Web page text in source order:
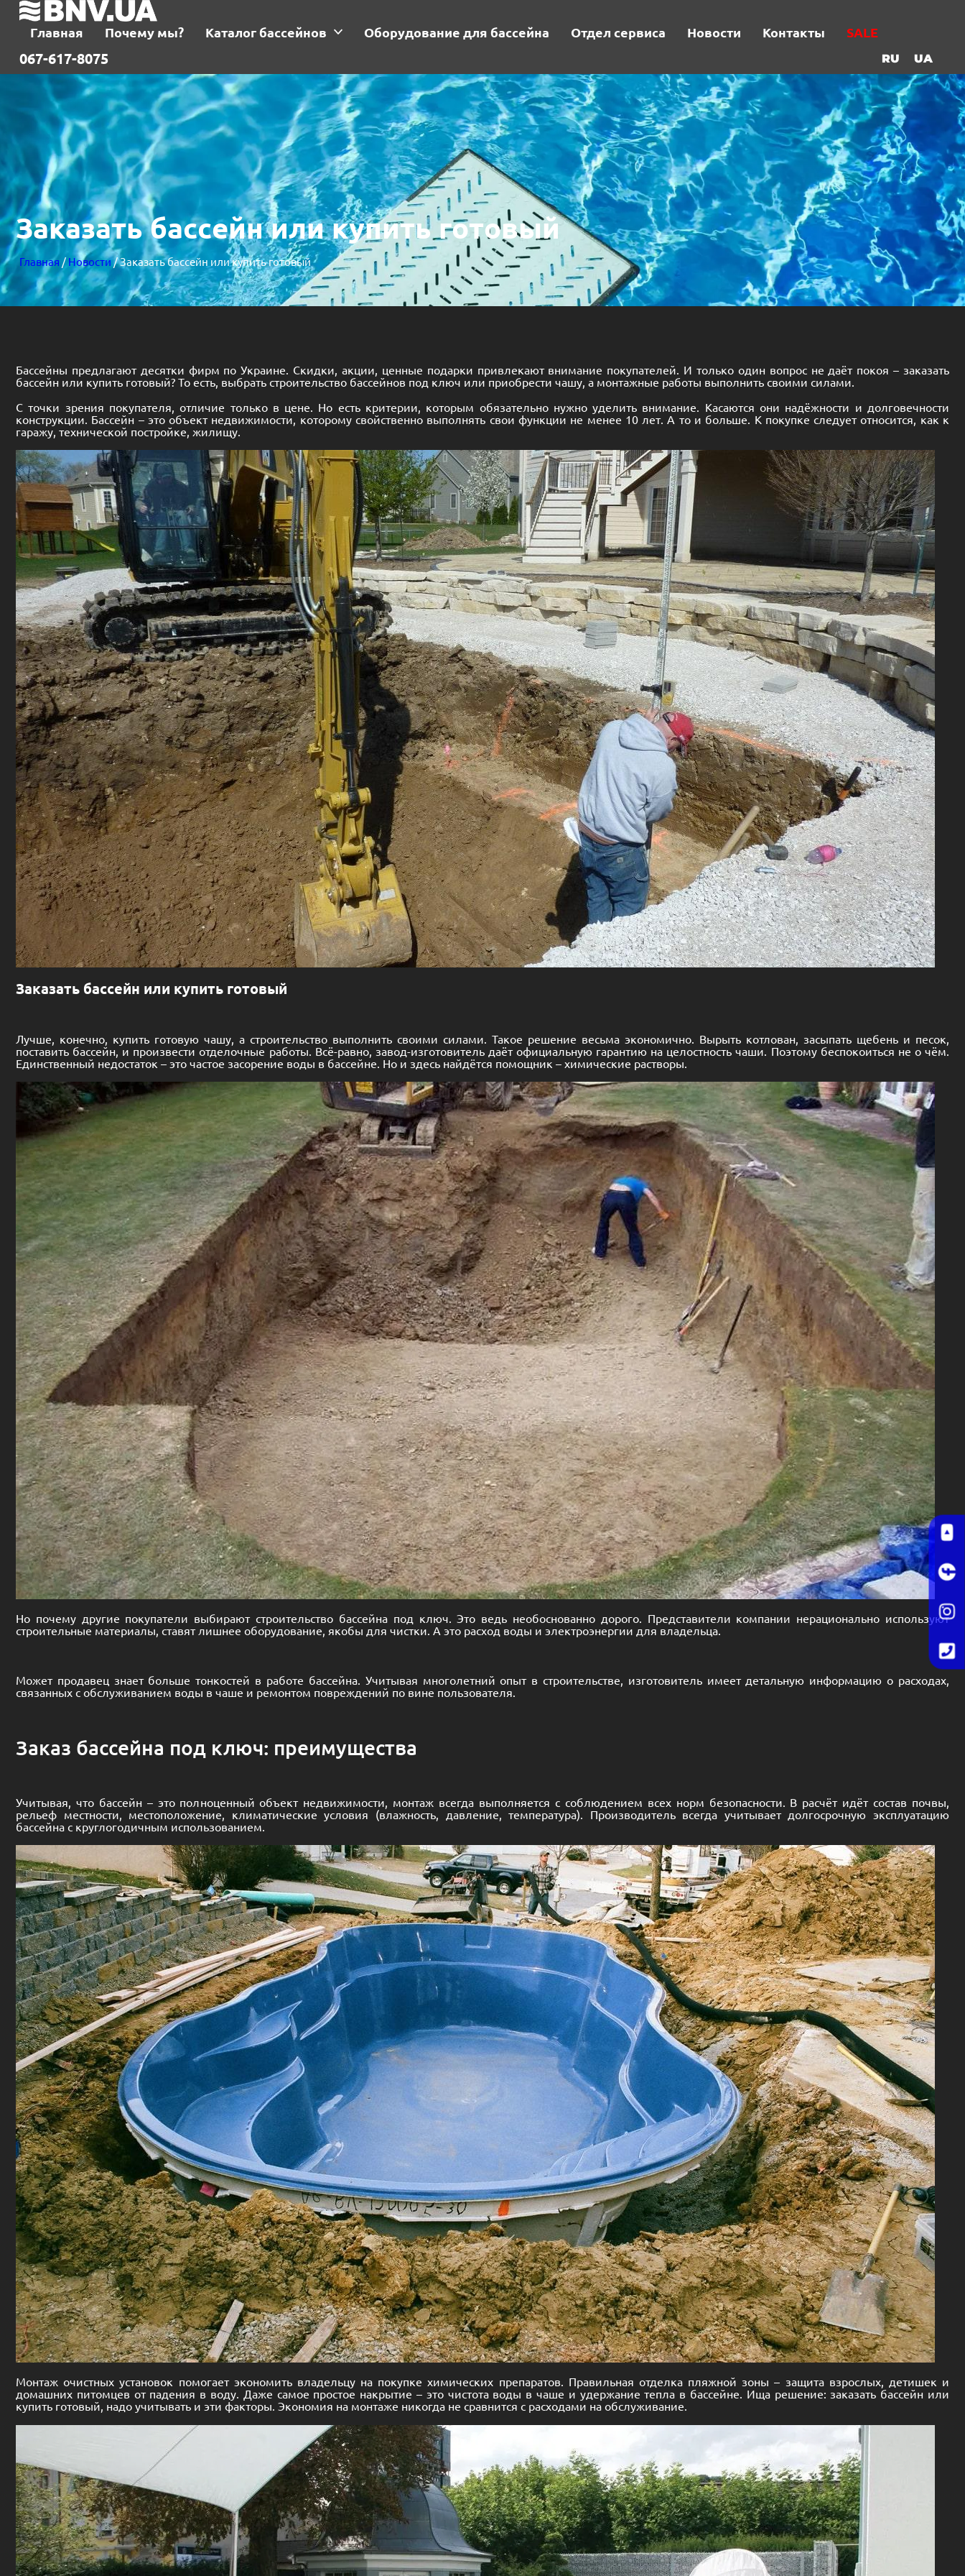
Главная Почему мы? Каталог бассейнов Оборудование для бассейна Отдел сервиса Новости Контакты SALE
067-617-8075 RU UA
Заказать бассейн или купить готовый
Главная / Новости/ Заказать бассейн или купить готовый
Бассейны предлагают десятки фирм по Украине. Скидки, акции, ценные подарки привлекают внимание покупателей. И только один вопрос не даёт покоя – заказать
бассейн или купить готовый? То есть, выбрать строительство бассейнов под ключ или приобрести чашу, а монтажные работы выполнить своими силами.
С точки зрения покупателя, отличие только в цене. Но есть критерии, которым обязательно нужно уделить внимание. Касаются они надёжности и долговечности
конструкции. Бассейн – это объект недвижимости, которому свойственно выполнять свои функции не менее 10 лет. А то и больше. К покупке следует относится, как к
гаражу, технической постройке, жилищу.
Заказать бассейн или купить готовый
Лучше, конечно, купить готовую чашу, а строительство выполнить своими силами. Такое решение весьма экономично. Вырыть котлован, засыпать щебень и песок,
поставить бассейн, и произвести отделочные работы. Всё-равно, завод-изготовитель даёт официальную гарантию на целостность чаши. Поэтому беспокоиться не о чём.
Единственный недостаток – это частое засорение воды в бассейне. Но и здесь найдётся помощник – химические растворы.
Но почему другие покупатели выбирают строительство бассейна под ключ. Это ведь необоснованно дорого. Представители компании нерационально используют
строительные материалы, ставят лишнее оборудование, якобы для чистки. А это расход воды и электроэнергии для владельца.
Может продавец знает больше тонкостей в работе бассейна. Учитывая многолетний опыт в строительстве, изготовитель имеет детальную информацию о расходах,
связанных с обслуживанием воды в чаше и ремонтом повреждений по вине пользователя.
Заказ бассейна под ключ: преимущества
Учитывая, что бассейн – это полноценный объект недвижимости, монтаж всегда выполняется с соблюдением всех норм безопасности. В расчёт идёт состав почвы,
рельеф местности, местоположение, климатические условия (влажность, давление, температура). Производитель всегда учитывает долгосрочную эксплуатацию
бассейна с круглогодичным использованием.
Монтаж очистных установок помогает экономить владельцу на покупке химических препаратов. Правильная отделка пляжной зоны – защита взрослых, детишек и
домашних питомцев от падения в воду. Даже самое простое накрытие – это чистота воды в чаше и удержание тепла в бассейне. Ища решение: заказать бассейн или
купить готовый, надо учитывать и эти факторы. Экономия на монтаже никогда не сравнится с расходами на обслуживание.